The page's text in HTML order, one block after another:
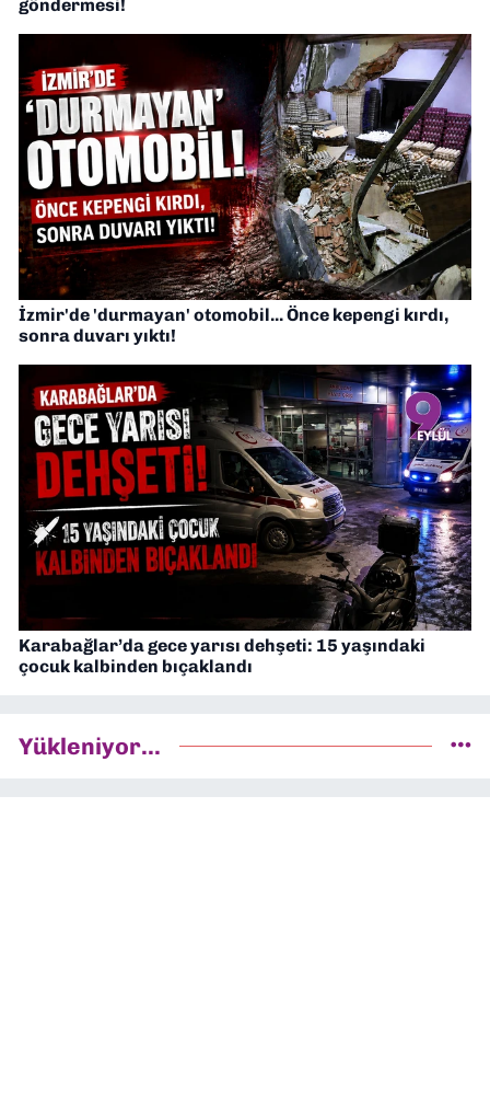
göndermesi!
İzmir'de 'durmayan' otomobil... Önce kepengi kırdı,
sonra duvarı yıktı!
Karabağlar’da gece yarısı dehşeti: 15 yaşındaki
çocuk kalbinden bıçaklandı
Yükleniyor...